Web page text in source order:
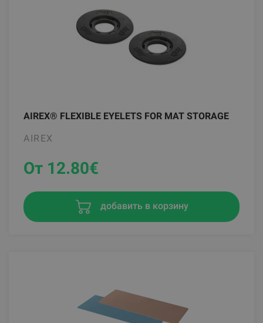
AIREX® FLEXIBLE EYELETS FOR MAT STORAGE
AIREX
От 12.80€
добавить в корзину